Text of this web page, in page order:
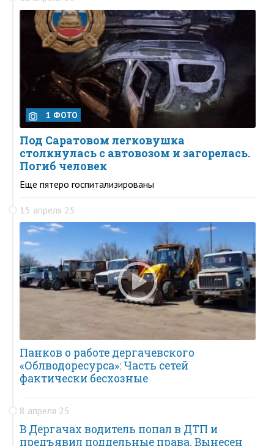
1 ФОТО
Под Саратовом легковушка
столкнулась с автовозом и загорелась.
Погиб человек
Еще пятеро госпитализированы
15 апреля 25
Панков о работе дергачевского
«Облводоресурса»: Часть сетей
фактически бесхозные
8 апреля 25
В Дергачах водитель попал в ДТП и
предъявил поддельные права. Вынесен